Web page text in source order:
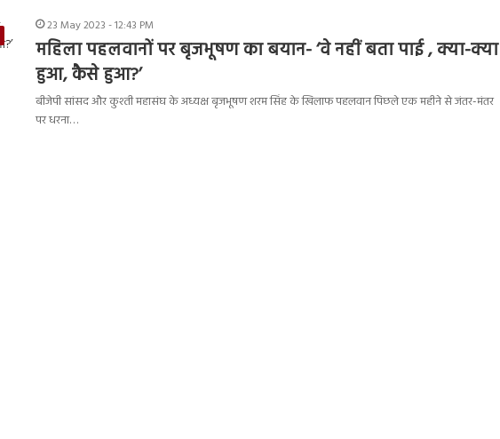
23 May 2023 - 12:43 PM
महिला पहलवानों पर बृजभूषण का बयान- ‘वे नहीं बता पाई , क्या-क्या
हुआ, कैसे हुआ?’
बीजेपी सांसद और कुश्ती महासंघ के अध्यक्ष बृजभूषण शरम सिंह के खिलाफ पहलवान पिछले एक महीने से जंतर-मंतर
पर धरना…